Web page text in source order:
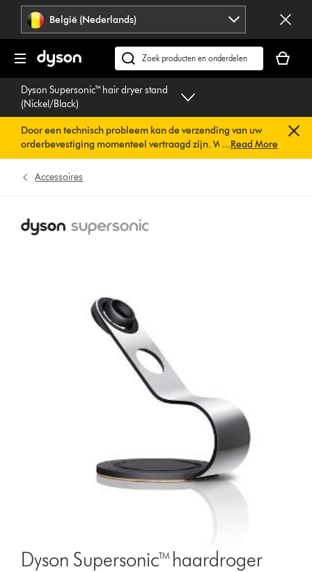
Navigatie
overslaan
België (Nederlands)
Zoek
op
dyson.be
is
Dyson Supersonic™ hair dryer stand
(Nickel/Black)
Door een technisch probleem kan de verzending van uw
orderbevestiging momenteel vertraagd zijn. We werken al
aan een snelle oplossing.U hoeft verder niets te doen. Uw
orderbevestiging wordt binnenkort automatisch naar u
...Read More
Accessoires
Dyson Supersonic™ haardroger